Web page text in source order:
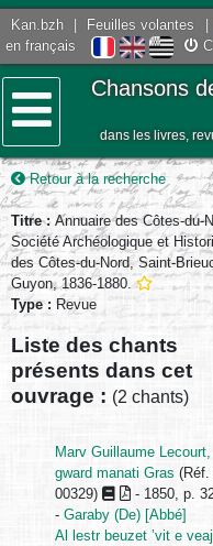
Kan.bzh Feuilles volantes
en français
Menu
Chansons
dans les livres,
Retour à la recherche
Titre : Annuaire des Côtes-du-
Société Archéologique et
des Côtes-du-Nord, Saint-
Guyon, 1836-1880.
Type : Revue
Liste des chants
présents dans cet
ouvrage : (2 chants)
Marv Guillaume Lecourt,
gward manati Gras (Réf.
00329)
- 1850, p.
- Garaby (De) [Abbé]
Al lestr beuzet ’vit e veaj